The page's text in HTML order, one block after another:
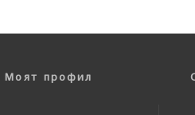
Моят профил